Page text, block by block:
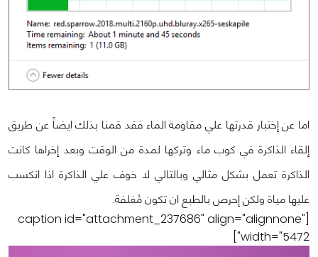
اما عن إختبار قدرتها علي مقاومة الماء فقد قمنا بذلك ايضاً عن طريق
إلقاء الذاكرة في كوب ماء وتركها لمدة من الوقت وبعد إخراها كانت
الذاكرة تعمل بشكل مثالي وبالتالي لا خوف علي الذاكرة اذا انكسب
عليها مياة ولكن إحرص بالطبع ان تكون مُغلفة.
[caption id="attachment_237686" align="alignnone"
width="5472"]